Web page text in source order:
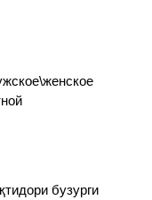
бузурги